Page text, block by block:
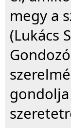
megy a
(Lukács